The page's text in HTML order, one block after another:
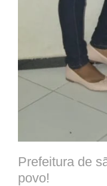
Prefeitura de
povo!